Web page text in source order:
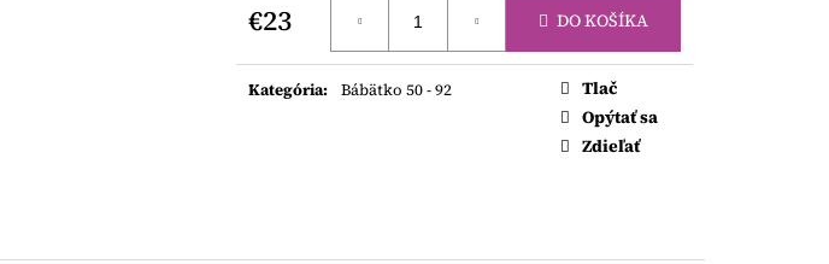
€23
Jednotková
cena:
DO KOŠÍKA
Kategória: Bábätko 50 - 92
Tlač
Opýtať sa
Zdieľať